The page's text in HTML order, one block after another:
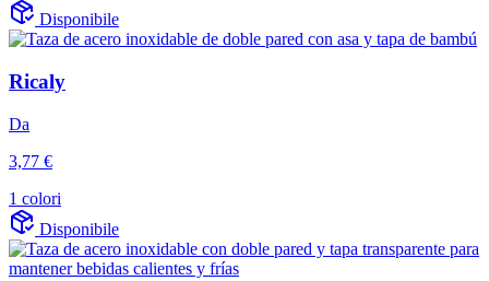
Disponibile
Ricaly
Da
3,77 €
1 colori
Disponibile